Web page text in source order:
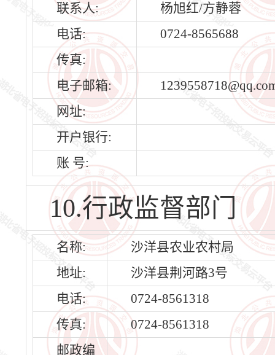
联系人:
杨旭红/方静蓉
电话:
0724-8565688
传真:
电子邮箱:
网址:
开户银行:
账 号:
10.行政监督部门
名称:
沙洋县农业农村局
地址:
沙洋县荆河路3号
电话:
0724-8561318
传真:
0724-8561318
邮政编